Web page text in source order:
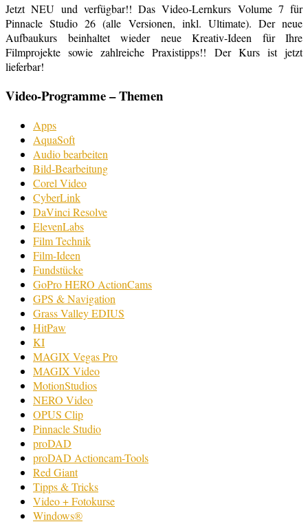
Jetzt NEU und verfügbar!! Das Video-Lernkurs Volume 7 für
Pinnacle Studio 26 (alle Versionen, inkl. Ultimate). Der neue
Aufbaukurs beinhaltet wieder neue Kreativ-Ideen für Ihre
Filmprojekte sowie zahlreiche Praxistipps!! Der Kurs ist jetzt
lieferbar!
Video-Programme – Themen
Apps
AquaSoft
Audio bearbeiten
Bild-Bearbeitung
Corel Video
CyberLink
DaVinci Resolve
ElevenLabs
Film Technik
Film-Ideen
Fundstücke
GoPro HERO ActionCams
GPS & Navigation
Grass Valley EDIUS
HitPaw
KI
MAGIX Vegas Pro
MAGIX Video
MotionStudios
NERO Video
OPUS Clip
Pinnacle Studio
proDAD
proDAD Actioncam-Tools
Red Giant
Tipps & Tricks
Video + Fotokurse
Windows®